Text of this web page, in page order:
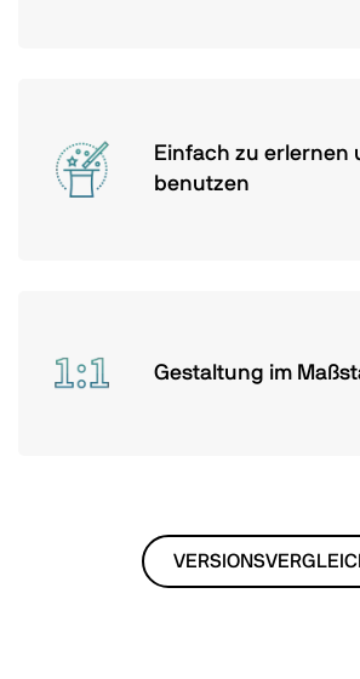
Einfach zu erlernen
benutzen
Gestaltung im